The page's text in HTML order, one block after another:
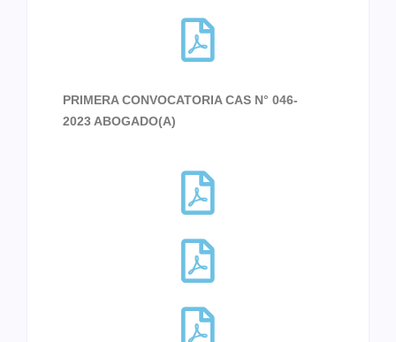
PRIMERA CONVOCATORIA CAS N° 046-
2023 ABOGADO(A)